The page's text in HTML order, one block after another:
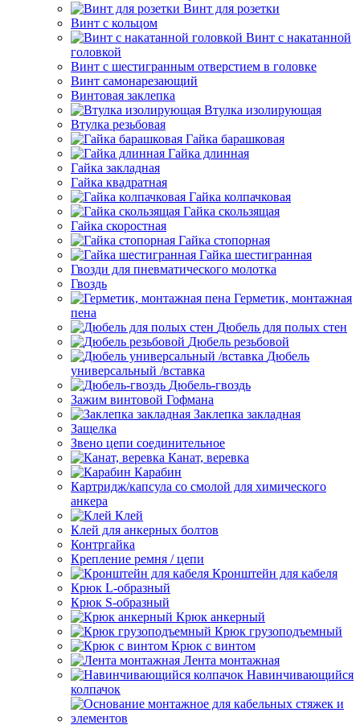
Винт для розетки
Винт с кольцом
Винт с накатанной
головкой
Винт с шестигранным отверстием в головке
Винт самонарезающий
Винтовая заклепка
Втулка изолирующая
Втулка резьбовая
Гайка барашковая
Гайка длинная
Гайка закладная
Гайка квадратная
Гайка колпачковая
Гайка скользящая
Гайка скоростная
Гайка стопорная
Гайка шестигранная
Гвозди для пневматического молотка
Гвоздь
Герметик, монтажная
пена
Дюбель для полых стен
Дюбель резьбовой
Дюбель
универсальный /вставка
Дюбель-гвоздь
Зажим винтовой Гофмана
Заклепка закладная
Защелка
Звено цепи соединительное
Канат, веревка
Карабин
Картридж/капсула со смолой для химического
анкера
Клей
Клей для анкерных болтов
Контргайка
Крепление ремня / цепи
Кронштейн для кабеля
Крюк L-образный
Крюк S-образный
Крюк анкерный
Крюк грузоподъемный
Крюк с винтом
Лента монтажная
Навинчивающийся
колпачок